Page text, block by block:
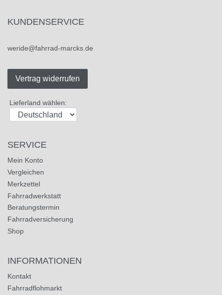
KUNDENSERVICE
weride@fahrrad-marcks.de
Vertrag widerrufen
Lieferland wählen:
SERVICE
Mein Konto
Vergleichen
Merkzettel
Fahrradwerkstatt
Beratungstermin
Fahrradversicherung
Shop
INFORMATIONEN
Kontakt
Fahrradflohmarkt